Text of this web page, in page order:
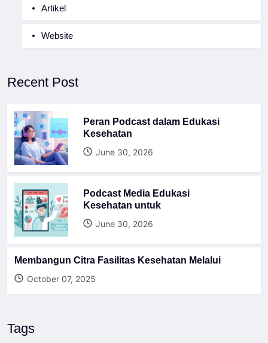
Artikel
Website
Recent Post
Peran Podcast dalam Edukasi
Kesehatan
June 30, 2026
Podcast Media Edukasi
Kesehatan untuk
June 30, 2026
Membangun Citra Fasilitas Kesehatan Melalui
October 07, 2025
Tags